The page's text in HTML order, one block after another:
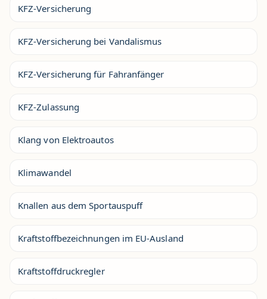
KFZ-Versicherung
KFZ-Versicherung bei Vandalismus
KFZ-Versicherung für Fahranfänger
KFZ-Zulassung
Klang von Elektroautos
Klimawandel
Knallen aus dem Sportauspuff
Kraftstoffbezeichnungen im EU-Ausland
Kraftstoffdruckregler